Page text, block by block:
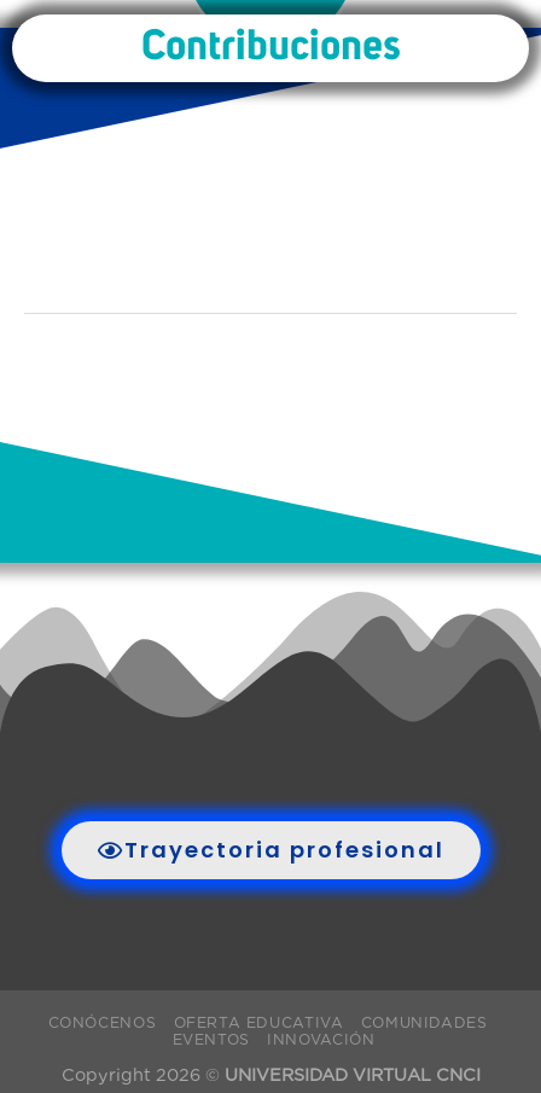
Contribuciones
Trayectoria profesional
CONÓCENOS OFERTA EDUCATIVA
COMUNIDADES
EVENTOS
INNOVACIÓN
Copyright 2026 © UNIVERSIDAD VIRTUAL CNCI